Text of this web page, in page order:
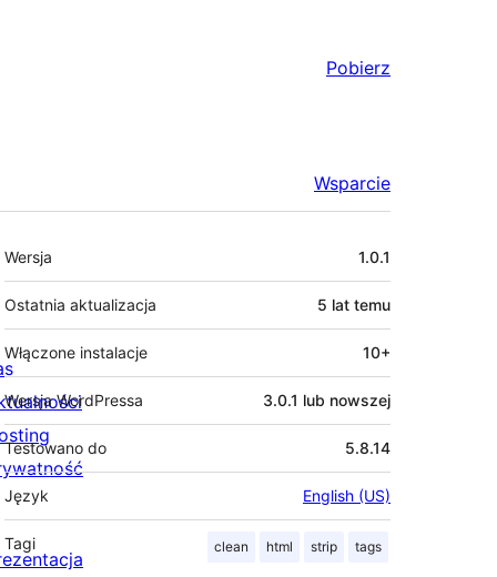
Pobierz
Wsparcie
Meta
Wersja 1.0.1
Ostatnia aktualizacja 5 lat temu
Włączone instalacje 10+
Wersja WordPressa 3.0.1 lub nowszej
Testowano do 5.8.14
Język English (US)
Tagi clean html strip tags